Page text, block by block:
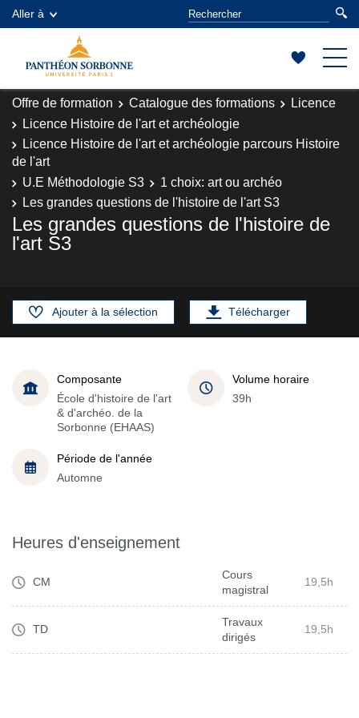
Aller à
Offre de formation Catalogue des formations
Licence
Licence Histoire de l'art et archéologie
Licence Histoire de l'art et archéologie parcours Histoire
de l'art
U.E Méthodologie S3
1 choix: art ou archéo
Les grandes questions de l'histoire de l'art S3
Les grandes questions de l'histoire de
l'art S3
Ajouter à la sélection Télécharger
Composante
École d'histoire de l'art
& d'archéo. de la
Sorbonne (EHAAS)
Volume horaire
39h
Période de l'année
Automne
Heures d'enseignement
CM
Cours
magistral
19,5h
TD
Travaux
dirigés
19,5h